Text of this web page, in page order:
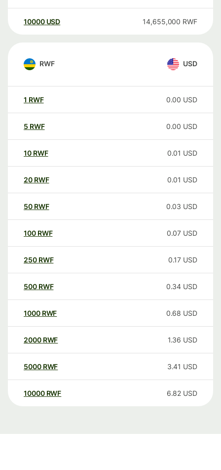
10000 USD 14,655,000 RWF
RWF USD
1 RWF 0.00 USD
5 RWF 0.00 USD
10 RWF 0.01 USD
20 RWF 0.01 USD
50 RWF 0.03 USD
100 RWF 0.07 USD
250 RWF 0.17 USD
500 RWF 0.34 USD
1000 RWF 0.68 USD
2000 RWF 1.36 USD
5000 RWF 3.41 USD
10000 RWF 6.82 USD